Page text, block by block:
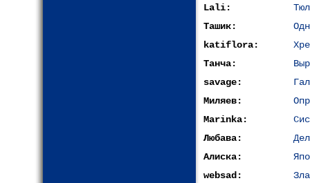
Lali:
Ташик:
katiflora:
Танча:
savage:
Миляев:
Marinka:
Любава:
Алиска:
websad: